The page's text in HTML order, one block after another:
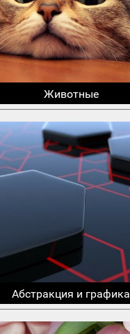
Животные
Абстракция и графика